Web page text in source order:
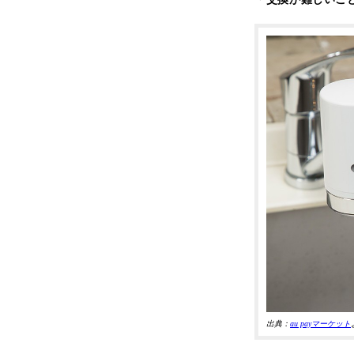
出典： au payマーケット